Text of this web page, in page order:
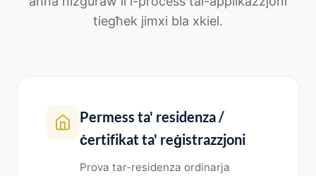
tiegħek jimxi bla xkiel.
Permess ta' residenza /
ċertifikat ta' reġistrazzjoni
Prova tar-residenza ordinarja